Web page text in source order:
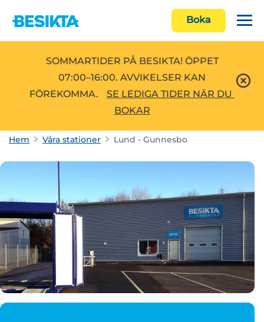
Boka
SOMMARTIDER PÅ BESIKTA! ÖPPET
07:00–16:00. AVVIKELSER KAN
FÖREKOMMA.
SE LEDIGA TIDER NÄR DU
BOKAR
Hem Våra stationer Lund - Gunnesbo